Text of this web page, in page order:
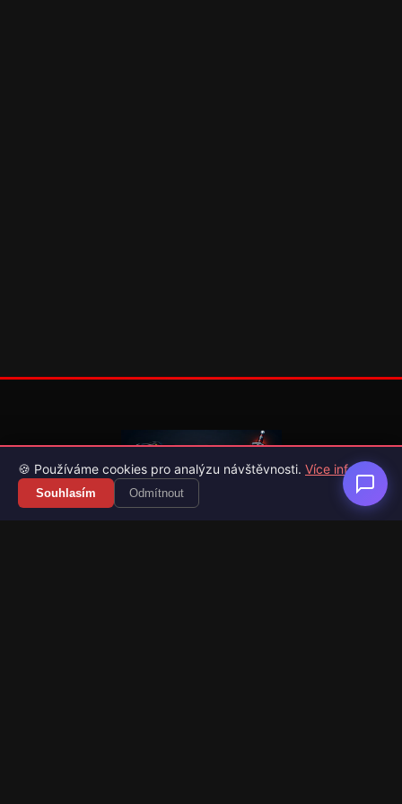
Váš průvodce světem videoher. Novinky, recenze a česko-
slovenské překlady her.
🍪 Používáme cookies pro analýzu návštěvnosti. Více info
Souhlasím Odmítnout